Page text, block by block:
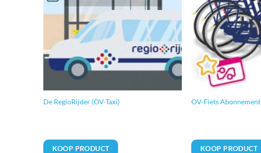
De RegioRijder (OV-Taxi)
KOOP PRODUCT
OV-Fiets Abonnement
KOOP PRODUCT